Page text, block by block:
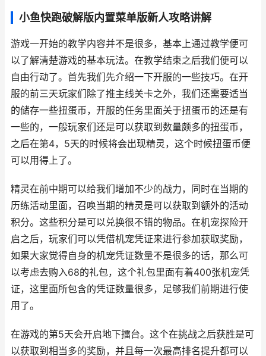
小鱼快跑破解版内置菜单版新人攻略讲解
游戏一开始的教学内容并不是很多，基本上通过教学便可
以了解清楚游戏的基本玩法。在教学结束之后我们便可以
自由行动了。首先我们先介绍一下开服的一些技巧。在开
服的前三天玩家们除了推主线关卡之外，我们还需要适当
的储存一些扭蛋币，开服的任务里面关于扭蛋币的还是有
一些的，一般玩家们还是可以获取到数量颇多的扭蛋币，
之后在第4，5天的时候将会出现精灵，这个时候扭蛋币便
可以用得上了。
精灵在前中期可以给我们增加不少的战力，同时在当期的
历练活动里面，召唤当期的精灵是可以获取到额外的活动
积分。这些积分是可以兑换很不错的物品。在机宠探险开
启之后，玩家们可以凭借机宠凭证来进行参加获取奖励，
如果大家觉得自身的机宠凭证数量不是很多的话，那么可
以考虑去购入68的礼包，这个礼包里面有着400张机宠凭
证，这里面所包含的凭证数量很多，足够我们前期进行使
用了。
在游戏的第5天会开启地下擂台。这个在挑战之后获胜是可
以获取到相当多的奖励，并且每一次最高排名提升都可以